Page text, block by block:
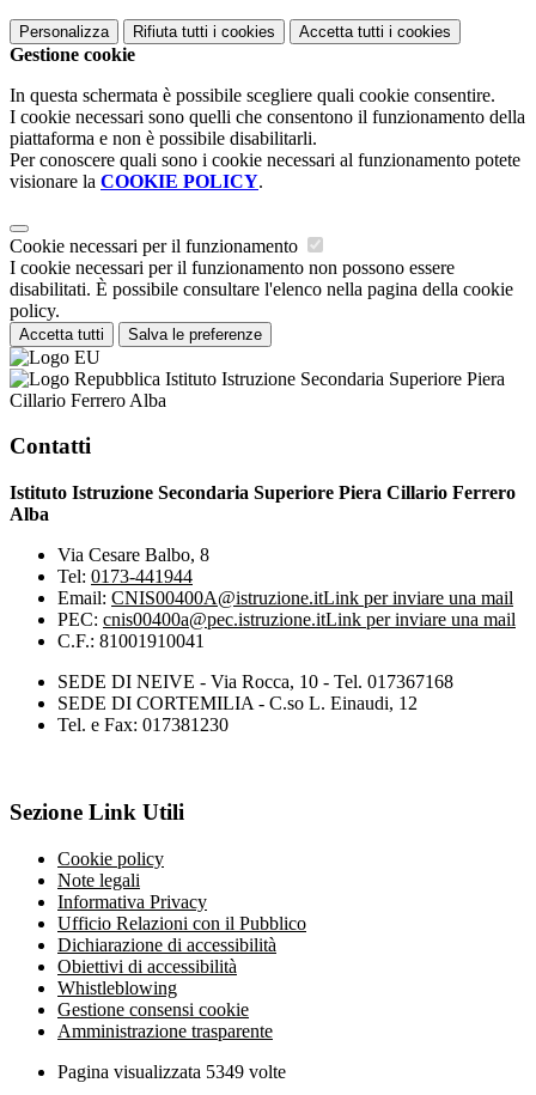
Personalizza Rifiuta tutti i cookies Accetta tutti i cookies
Gestione cookie
In questa schermata è possibile scegliere quali cookie consentire.
I cookie necessari sono quelli che consentono il funzionamento della
piattaforma e non è possibile disabilitarli.
Per conoscere quali sono i cookie necessari al funzionamento potete
visionare la COOKIE POLICY.
Cookie necessari per il funzionamento
I cookie necessari per il funzionamento non possono essere
disabilitati. È possibile consultare l'elenco nella pagina della cookie
policy.
Accetta tutti Salva le preferenze
Istituto Istruzione Secondaria Superiore Piera
Cillario Ferrero Alba
Contatti
Istituto Istruzione Secondaria Superiore Piera Cillario Ferrero
Alba
Via Cesare Balbo, 8
Tel: 0173-441944
Email: CNIS00400A@istruzione.itLink per inviare una mail
PEC: cnis00400a@pec.istruzione.itLink per inviare una mail
C.F.: 81001910041
SEDE DI NEIVE - Via Rocca, 10 - Tel. 017367168
SEDE DI CORTEMILIA - C.so L. Einaudi, 12
Tel. e Fax: 017381230
Sezione Link Utili
Cookie policy
Note legali
Informativa Privacy
Ufficio Relazioni con il Pubblico
Dichiarazione di accessibilità
Obiettivi di accessibilità
Whistleblowing
Gestione consensi cookie
Amministrazione trasparente
Pagina visualizzata 5349 volte